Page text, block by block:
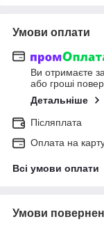
Умови оплати
Ви отримаєте
або гроші
Детальніше
Післяплата
Оплата на
Всі умови оплати
Умови